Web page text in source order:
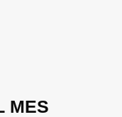
MES